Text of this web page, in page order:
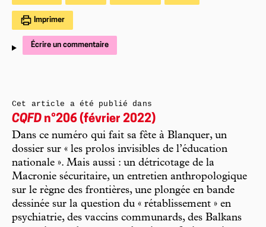
Imprimer
Écrire un commentaire
Cet article a été publié dans
CQFD n°206 (février 2022)
Dans ce numéro qui fait sa fête à Blanquer, un
dossier sur « les prolos invisibles de l’éducation
nationale ». Mais aussi : un détricotage de la
Macronie sécuritaire, un entretien anthropologique
sur le règne des frontières, une plongée en bande
dessinée sur la question du « rétablissement » en
psychiatrie, des vaccins communards, des Balkans